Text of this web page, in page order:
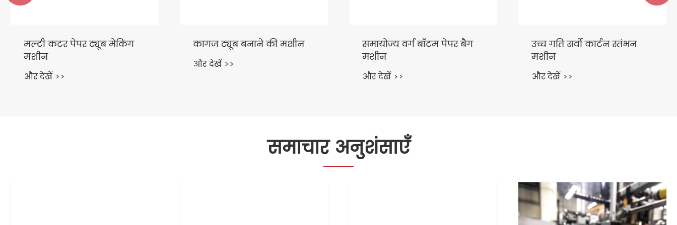
कागज ट्यूब बनाने की मशीन
और देखें >>
समायोज्य वर्ग बॉटम पेपर बैग
मशीन
उच्च गति सर्वो कार्टन स्तंभन
मशीन
और देखें >>
स्वचालित उच्च गति फ़ोल्डर
ग्लूअर मशीन
और देखें >>
समाचार अनुशंसाएँ